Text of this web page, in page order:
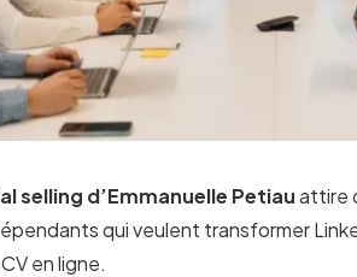
selling d’Emmanuelle Petiauattire
qui veulent transformer
en ligne.